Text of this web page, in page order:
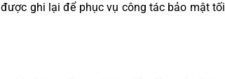
ghi lại để phục vụ công tác bảo mật tối